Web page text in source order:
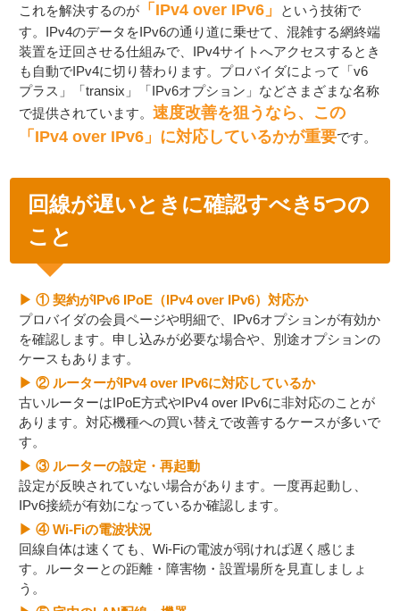
これを解決するのが 「IPv4 over IPv6」
という技術で
す。IPv4のデータをIPv6の通り道に乗せて、混雑する網終端
装置を迂回させる仕組みで、IPv4サイトへアクセスするとき
も自動でIPv4に切り替わります。プロバイダによって「v6
プラス」「transix」「IPv6オプション」などさまざまな名称
で提供されています。速度改善を狙うなら、この
「IPv4 over IPv6」に対応しているかが重要です。
回線が遅いときに確認すべき5つの
こと
▶ ① 契約がIPv6 IPoE（IPv4 over IPv6）対応か
プロバイダの会員ページや明細で、IPv6オプションが有効か
を確認します。申し込みが必要な場合や、別途オプションの
ケースもあります。
▶ ② ルーターがIPv4 over IPv6に対応しているか
古いルーターはIPoE方式やIPv4 over IPv6に非対応のことが
あります。対応機種への買い替えで改善するケースが多いで
す。
▶ ③ ルーターの設定・再起動
設定が反映されていない場合があります。一度再起動し、
IPv6接続が有効になっているか確認します。
▶ ④ Wi-Fiの電波状況
回線自体は速くても、Wi-Fiの電波が弱ければ遅く感じま
す。ルーターとの距離・障害物・設置場所を見直しましょ
う。